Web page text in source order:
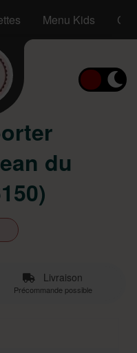
Menu Kids
du
Livraison
Précommande possible